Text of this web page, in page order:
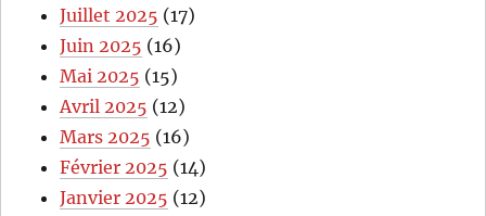
Juillet 2025 (17)
Juin 2025 (16)
Mai 2025 (15)
Avril 2025 (12)
Mars 2025 (16)
Février 2025 (14)
Janvier 2025 (12)